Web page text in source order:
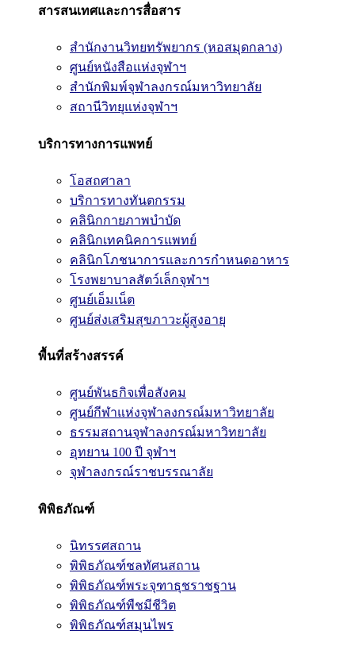
สารสนเทศและการสื่อสาร
สำนักงานวิทยทรัพยากร (หอสมุดกลาง)
ศูนย์หนังสือแห่งจุฬาฯ
สำนักพิมพ์จุฬาลงกรณ์มหาวิทยาลัย
สถานีวิทยุแห่งจุฬาฯ
บริการทางการแพทย์
โอสถศาลา
บริการทางทันตกรรม
คลินิกกายภาพบำบัด
คลินิกเทคนิคการแพทย์
คลินิกโภชนาการและการกำหนดอาหาร
โรงพยาบาลสัตว์เล็กจุฬาฯ
ศูนย์เอ็มเน็ต
ศูนย์ส่งเสริมสุขภาวะผู้สูงอายุ
พื้นที่สร้างสรรค์
ศูนย์พันธกิจเพื่อสังคม
ศูนย์กีฬาแห่งจุฬาลงกรณ์มหาวิทยาลัย
ธรรมสถานจุฬาลงกรณ์มหาวิทยาลัย
อุทยาน 100 ปี จุฬาฯ
จุฬาลงกรณ์ราชบรรณาลัย
พิพิธภัณฑ์
นิทรรศสถาน
พิพิธภัณฑ์ชลทัศนสถาน
พิพิธภัณฑ์พระจุฑาธุชราชฐาน
พิพิธภัณฑ์พืชมีชีวิต
พิพิธภัณฑ์สมุนไพร